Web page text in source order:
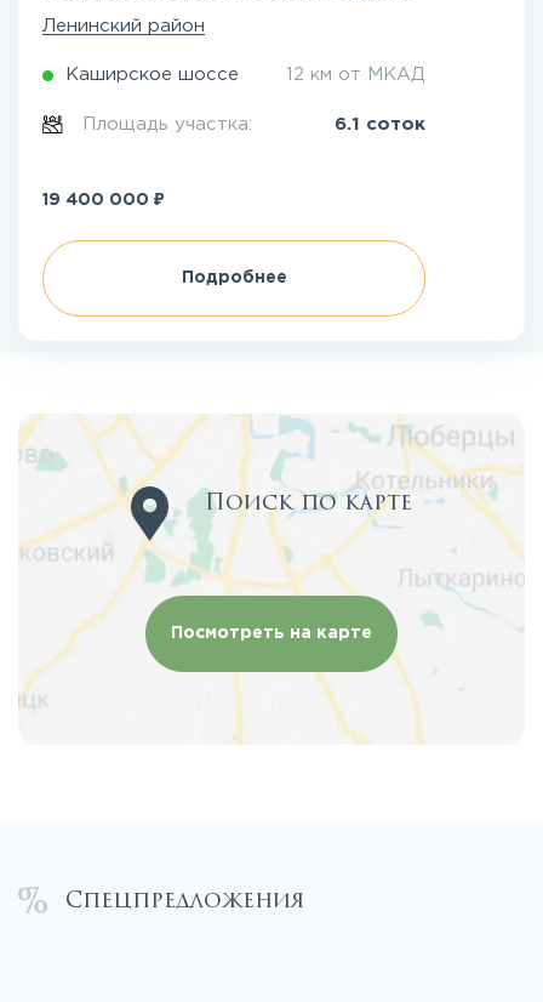
Ленинский район
Каширское шоссе 12 км от МКАД
Площадь участка: 6.1 соток
19 400 000 ₽
Подробнее
Поиск по карте
Посмотреть на карте
Спецпредложения